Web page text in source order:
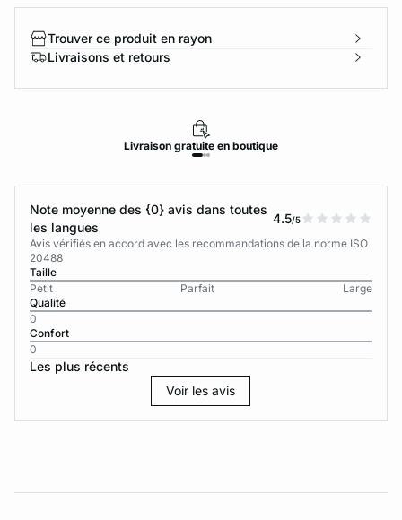
Trouver ce produit en rayon
Livraisons et retours
Livraison gratuite en boutique
Note moyenne des {0} avis dans toutes
les langues
4.5/5
Avis vérifiés en accord avec les recommandations de la norme ISO
20488
Taille
Petit
Parfait
Large
Qualité
0
Confort
0
Les plus récents
Voir les avis